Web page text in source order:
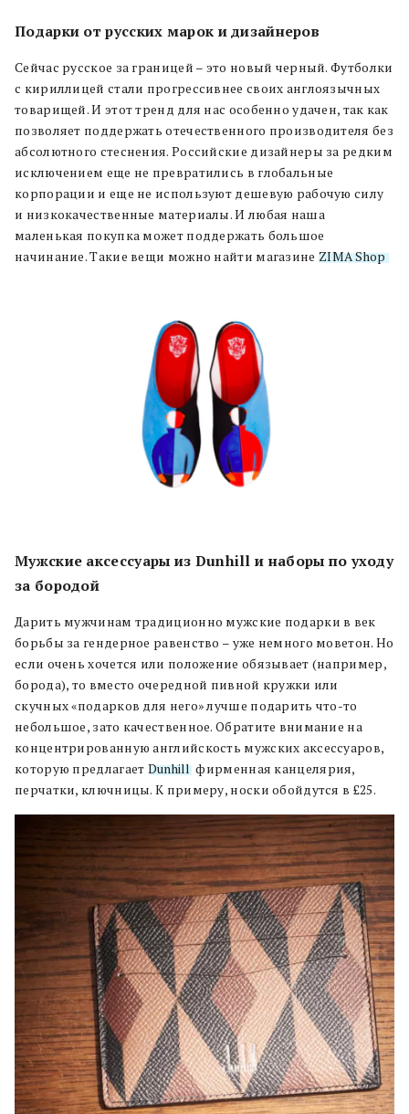
Подарки от русских марок и дизайнеров
Сейчас русское за границей – это новый черный.Футболки
с кириллицей стали прогрессивнее своих англоязычных
товарищей. И этот тренд для нас особенно удачен, так как
позволяет поддержать отечественного производителя без
абсолютного стеснения. Российские дизайнеры за редким
исключением еще не превратились в глобальные
корпорации и еще не используют дешевую рабочую силу
и низкокачественные материалы. И любая наша
маленькая покупка может поддержать большое
начинание. Такие вещи можно найти магазине ZIMA Shop.
Мужские аксессуары из Dunhill и наборы по уходу
за бородой
Дарить мужчинам традиционно мужские подарки в век
борьбы за гендерное равенство – уже немного моветон. Но
если очень хочется или положение обязывает (например,
борода), то вместо очередной пивной кружки или
скучных «подарков для него» лучше подарить что-то
небольшое, зато качественное. Обратите внимание на
концентрированную английскость мужских аксессуаров,
которую предлагает Dunhill: фирменная канцелярия,
перчатки, ключницы. К примеру, носки обойдутся в £25.